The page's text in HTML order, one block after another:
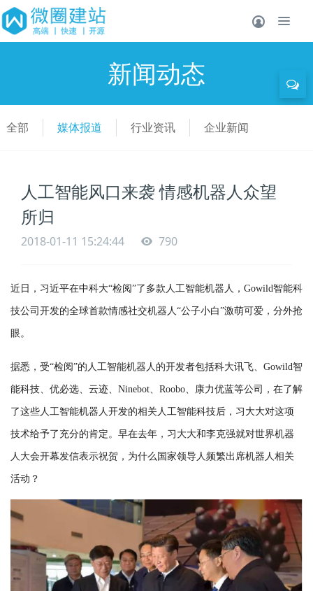
新闻动态
全部 媒体报道 行业资讯 企业新闻
人工智能风口来袭 情感机器人众望
所归
2018-01-11 15:24:44 790
近日，习近平在中科大“检阅”了多款人工智能机器人，Gowild智能科
技公司开发的全球首款情感社交机器人“公子小白”激萌可爱，分外抢
眼。
据悉，受“检阅”的人工智能机器人的开发者包括科大讯飞、Gowild智
能科技、优必选、云迹、Ninebot、Roobo、康力优蓝等公司，在了解
了这些人工智能机器人开发的相关人工智能科技后，习大大对这项
技术给予了充分的肯定。早在去年，习大大和李克强就对世界机器
人大会开幕发信表示祝贺，为什么国家领导人频繁出席机器人相关
活动？